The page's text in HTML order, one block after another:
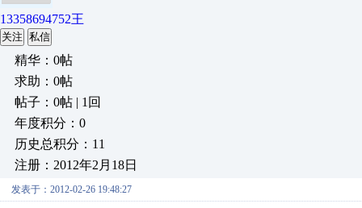
13358694752王
关注 私信
精华：0帖
求助：0帖
帖子：0帖 | 1回
年度积分：0
历史总积分：11
注册：2012年2月18日
发表于：2012-02-26 19:48:27